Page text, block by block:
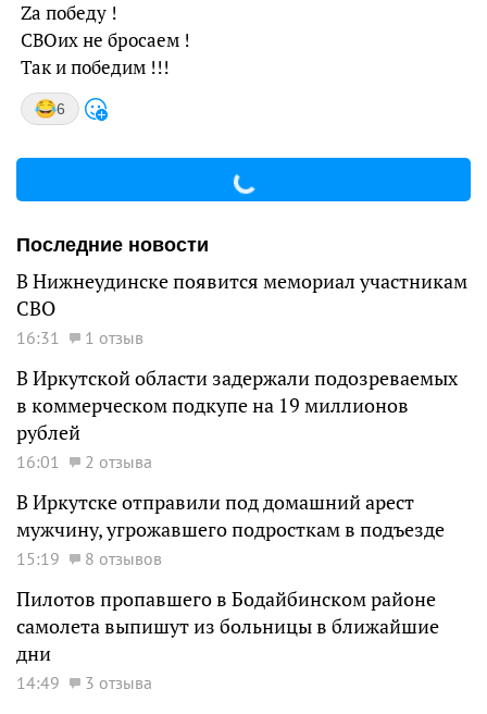
Za победу !
СВОих не бросаем !
Так и победим !!!
6
Последние новости
В Нижнеудинске появится мемориал участникам
СВО
16:31 1 отзыв
В Иркутской области задержали подозреваемых
в коммерческом подкупе на 19 миллионов
рублей
16:01 2 отзыва
В Иркутске отправили под домашний арест
мужчину, угрожавшего подросткам в подъезде
15:19 8 отзывов
Пилотов пропавшего в Бодайбинском районе
самолета выпишут из больницы в ближайшие
дни
14:49
3 отзыва